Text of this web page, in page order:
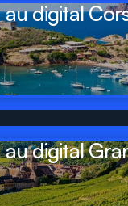
digital
digital